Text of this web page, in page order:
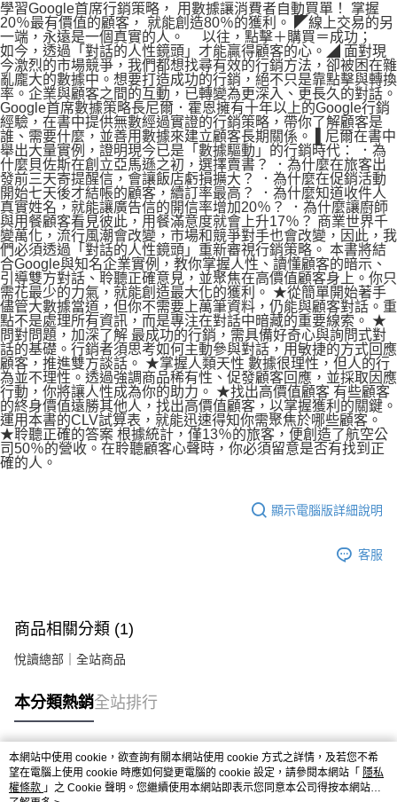
學習Google首席行銷策略， 用數據讓消費者自動買單！ 掌握
20％最有價值的顧客， 就能創造80％的獲利。 ◤線上交易的另
一端，永遠是一個真實的人。 以往，點擊＋購買＝成功；
如今，透過「對話的人性鏡頭」才能贏得顧客的心。◢ 面對現
今激烈的市場競爭，我們都想找尋有效的行銷方法，卻被困在雜
亂龐大的數據中。想要打造成功的行銷，絕不只是靠點擊與轉換
率。企業與顧客之間的互動，已轉變為更深入、更長久的對話。
Google首席數據策略長尼爾．霍恩擁有十年以上的Google行銷
經驗，在書中提供無數經過實證的行銷策略，帶你了解顧客是
誰、需要什麼，並善用數據來建立顧客長期關係。 ▌尼爾在書中
舉出大量實例，證明現今已是「數據驅動」的行銷時代： ．為
什麼貝佐斯在創立亞馬遜之初，選擇賣書？ ．為什麼在旅客出
發前三天寄提醒信，會讓飯店虧損擴大？ ．為什麼在促銷活動
開始七天後才結帳的顧客，續訂率最高？ ．為什麼知道收件人
真實姓名，就能讓廣告信的開信率增加20％？ ．為什麼讓廚師
與用餐顧客看見彼此，用餐滿意度就會上升17％？ 商業世界千
變萬化，流行風潮會改變，市場和競爭對手也會改變，因此，我
們必須透過「對話的人性鏡頭」重新審視行銷策略。 本書將結
合Google與知名企業實例，教你掌握人性、讀懂顧客的暗示、
引導雙方對話、聆聽正確意見，並聚焦在高價值顧客身上。你只
需花最少的力氣，就能創造最大化的獲利。 ★從簡單開始著手
儘管大數據當道，但你不需要上萬筆資料，仍能與顧客對話。重
點不是處理所有資訊，而是專注在對話中暗藏的重要線索。 ★
問對問題，加深了解 最成功的行銷，需具備好奇心與詢問式對
話的基礎。行銷者須思考如何主動參與對話，用敏捷的方式回應
顧客，推進雙方談話。 ★掌握人類天性 數據很理性，但人的行
為並不理性。透過強調商品稀有性、促發顧客回應，並採取因應
行動，你將讓人性成為你的助力。 ★找出高價值顧客 有些顧客
的終身價值遠勝其他人，找出高價值顧客，以掌握獲利的關鍵。
運用本書的CLV試算表，就能迅速得知你需聚焦於哪些顧客。
★聆聽正確的答案 根據統計，僅13％的旅客，便創造了航空公
司50％的營收。在聆聽顧客心聲時，你必須留意是否有找到正
確的人。
顯示電腦版詳細說明
客服
商品相關分類 (1)
悅讀總部｜全站商品
本分類熱銷全站排行
熱門標籤
本網站中使用 cookie，欲查詢有關本網站使用 cookie 方式之詳情，及若您不希
望在電腦上使用 cookie 時應如何變更電腦的 cookie 設定，請參閱本網站「 隱私
權條款 」之 Cookie 聲明。您繼續使用本網站即表示您同意本公司得按本網站使